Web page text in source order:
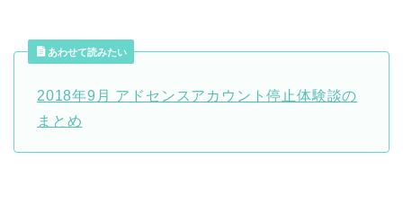
あわせて読みたい
2018年9月 アドセンスアカウント停止体験談の
まとめ